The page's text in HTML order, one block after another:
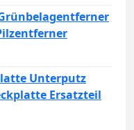
Unterputz
Ersatzteil